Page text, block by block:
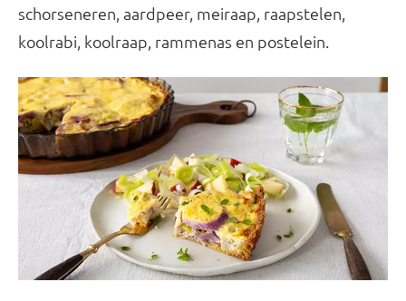
schorseneren, aardpeer, meiraap, raapstelen,
koolrabi, koolraap, rammenas en postelein.